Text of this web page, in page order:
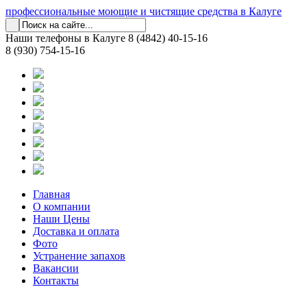
профессиональные моющие и чистящие средства в Калуге
Наши телефоны в Калуге 8 (4842) 40-15-16
8 (930) 754-15-16
Главная
О компании
Наши Цены
Доставка и оплата
Фото
Устранение запахов
Вакансии
Контакты